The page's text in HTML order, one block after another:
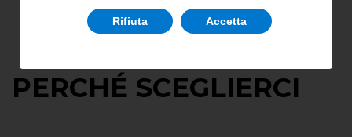
PERCHÉ SCEGLIERCI
Rifiuta Accetta